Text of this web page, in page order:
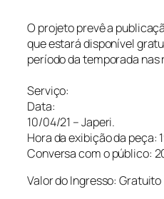
O projeto prevê a
que estará disponível
período da temporada nas
Serviço:
Data:
10/04/21 – Japeri.
Hora da exibição da peça:
Conversa com o público:
Valor do Ingresso: Gratuito